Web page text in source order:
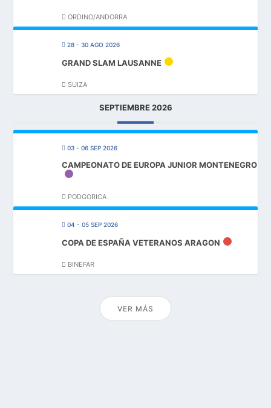
ORDINO/ANDORRA
28 - 30 AGO 2026
GRAND SLAM LAUSANNE
SUIZA
SEPTIEMBRE 2026
03 - 06 SEP 2026
CAMPEONATO DE EUROPA JUNIOR MONTENEGRO
PODGORICA
04 - 05 SEP 2026
COPA DE ESPAÑA VETERANOS ARAGON
BINEFAR
VER MÁS